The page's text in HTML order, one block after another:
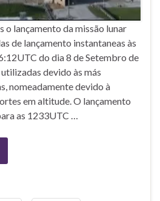
o lançamento da missão lunar
de lançamento instantaneas às
do dia 8 de Setembro de
devido às más
nomeadamente devido à
em altitude. O lançamento
as 1233UTC …